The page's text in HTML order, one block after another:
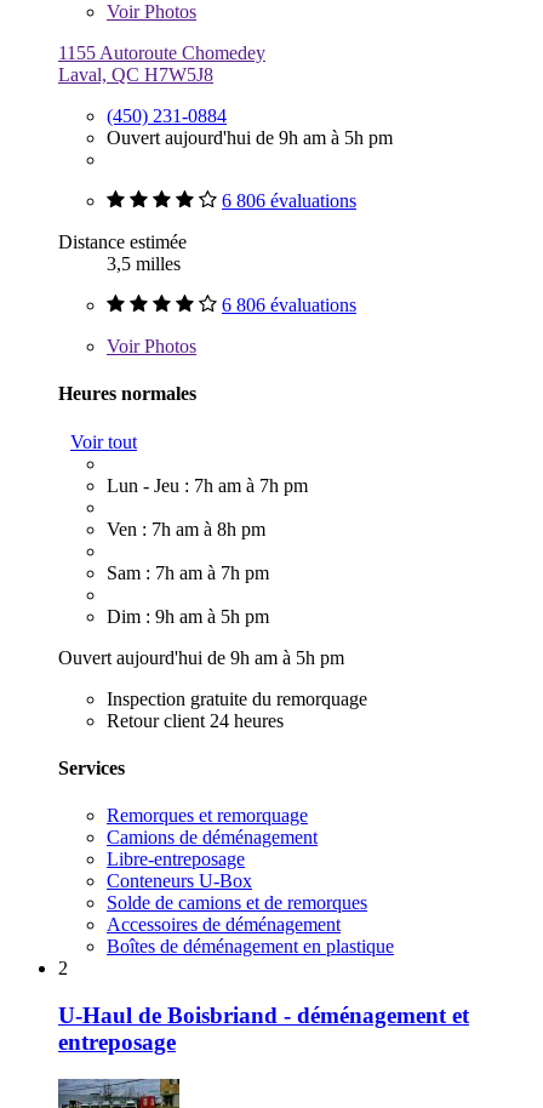
VoirPhotos
1155 Autoroute Chomedey
Laval, QC H7W5J8
(450) 231-0884
Ouvert aujourd'hui de 9h am à 5h pm
6 806 évaluations
Distance estimée
3,5 milles
6 806 évaluations
VoirPhotos
Heures normales
Voir tout
Lun - Jeu : 7h am à 7h pm
Ven : 7h am à 8h pm
Sam : 7h am à 7h pm
Dim : 9h am à 5h pm
Ouvert aujourd'hui de 9h am à 5h pm
Inspection gratuite du remorquage
Retour client 24 heures
Services
Remorques et remorquage
Camions de déménagement
Libre-entreposage
Conteneurs U-Box
Solde de camions et de remorques
Accessoires de déménagement
Boîtes de déménagement en plastique
2
U-Haul de Boisbriand - déménagement et
entreposage